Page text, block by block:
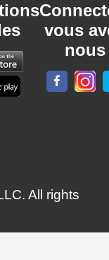
vous
nous
All rights